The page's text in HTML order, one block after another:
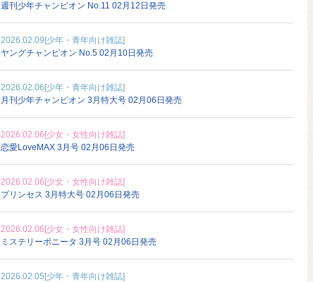
週刊少年チャンピオン No.11 02月12日発売
2026.02.09 [少年・青年向け雑誌]
ヤングチャンピオン No.5 02月10日発売
2026.02.06 [少年・青年向け雑誌]
月刊少年チャンピオン 3月特大号 02月06日発売
2026.02.06 [少女・女性向け雑誌]
恋愛LoveMAX 3月号 02月06日発売
2026.02.06 [少女・女性向け雑誌]
プリンセス 3月特大号 02月06日発売
2026.02.06 [少女・女性向け雑誌]
ミステリーボニータ 3月号 02月06日発売
2026.02.05 [少年・青年向け雑誌]